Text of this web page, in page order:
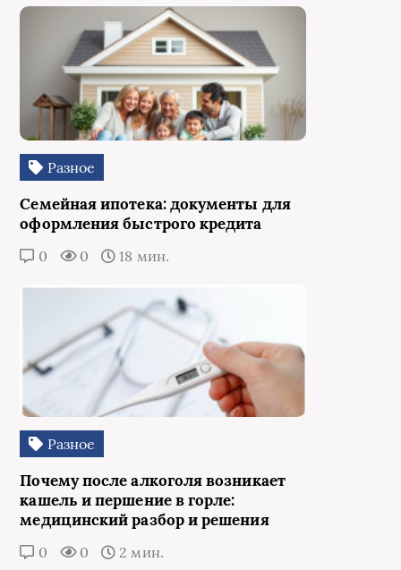
Разное
Семейная ипотека: документы для
оформления быстрого кредита
0 0 18 мин.
Разное
Почему после алкоголя возникает
кашель и першение в горле:
медицинский разбор и решения
0 0 2 мин.